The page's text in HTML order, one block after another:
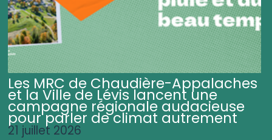
Les MRC de Chaudière-Appalaches
et la Ville de Lévis lancent une
campagne régionale audacieuse
pour parler de climat autrement
21 juillet 2026